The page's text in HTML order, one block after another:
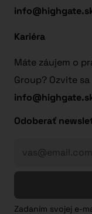
Kariéra
Máte záujem o
Group? Ozvite
Odoberať
Zadaním svojej e-